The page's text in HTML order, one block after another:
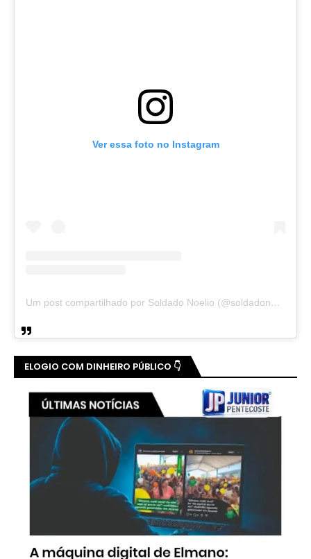
Ver essa foto no Instagram
Um post compartilhado por Soldado Noelio (@soldadonoelio)
ELOGIO COM DINHEIRO PÚBLICO 👇